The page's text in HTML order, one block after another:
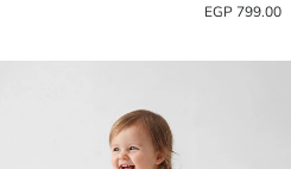
799.00 EGP